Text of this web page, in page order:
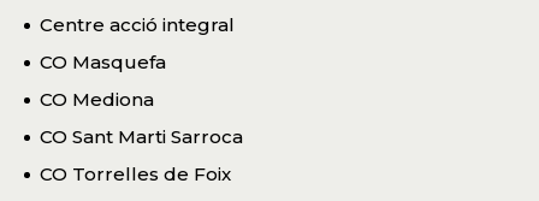
Centre acció integral
CO Masquefa
CO Mediona
CO Sant Marti Sarroca
CO Torrelles de Foix